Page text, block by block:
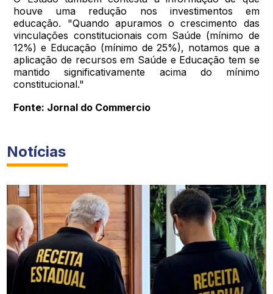
houve uma redução nos investimentos em
educação. "Quando apuramos o crescimento das
vinculações constitucionais com Saúde (mínimo de
12%) e Educação (mínimo de 25%), notamos que a
aplicação de recursos em Saúde e Educação tem se
mantido significativamente acima do mínimo
constitucional."
Fonte: Jornal do Commercio
Notícias